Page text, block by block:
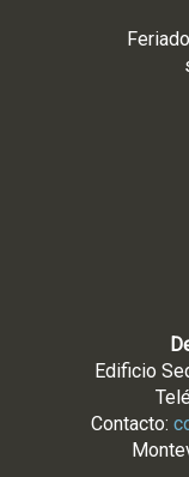
Edificio
Contacto: